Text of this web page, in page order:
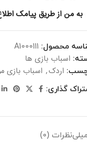
به من از طریق پیامک
محصول: A1000111
اسباب بازی ها
اردک, اسباب بازی
گذاری:
نظرات (0)